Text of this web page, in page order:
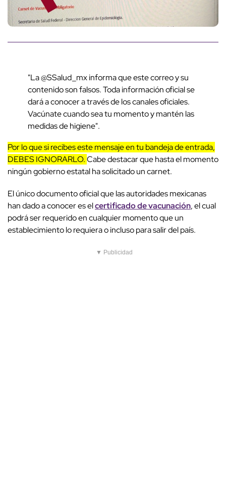
"La @SSalud_mx informa que este correo y su
contenido son falsos. Toda información oficial se
dará a conocer a través de los canales oficiales.
Vacúnate cuando sea tu momento y mantén las
medidas de higiene".
Por lo que si recibes este mensaje en tu bandeja de entrada,
DEBES IGNORARLO.Cabe destacar que hasta el momento
ningún gobierno estatal ha solicitado un carnet.
El único documento oficial que las autoridades mexicanas
han dado a conocer es elcertificado de vacunación, el cual
podrá ser requerido en cualquier momento que un
establecimiento lo requiera o incluso para salir del país.
▼ Publicidad